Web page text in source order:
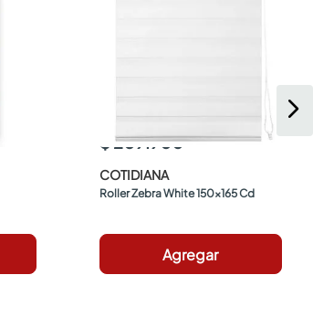
$ 209.900
COTIDIANA
Roller Zebra White 150x165 Cd
Agregar